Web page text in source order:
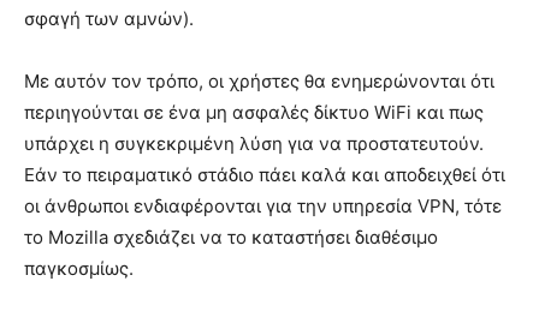
σφαγή των αμνών).
Με αυτόν τον τρόπο, οι χρήστες θα ενημερώνονται ότι
περιηγούνται σε ένα μη ασφαλές δίκτυο WiFi και πως
υπάρχει η συγκεκριμένη λύση για να προστατευτούν.
Εάν το πειραματικό στάδιο πάει καλά και αποδειχθεί ότι
οι άνθρωποι ενδιαφέρονται για την υπηρεσία VPN, τότε
το Mozilla σχεδιάζει να το καταστήσει διαθέσιμο
παγκοσμίως.